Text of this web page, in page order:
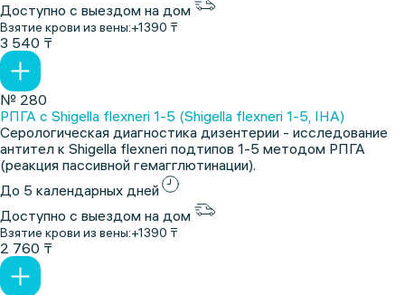
Доступно с выездом на дом
Взятие крови из вены:+1390 ₸
3 540 ₸
№ 280
РПГА с Shigella flexneri 1-5 (Shigella flexneri 1-5, IHA)
Серологическая диагностика дизентерии - исследование
антител к Shigella flexneri подтипов 1-5 методом РПГА
(реакция пассивной гемагглютинации).
До 5 календарных дней
Доступно с выездом на дом
Взятие крови из вены:+1390 ₸
2 760 ₸